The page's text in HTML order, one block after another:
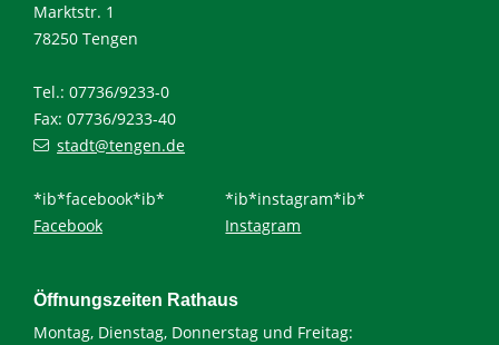
Marktstr. 1
78250 Tengen
Tel.: 07736/9233-0
Fax: 07736/9233-40
stadt@tengen.de
*ib*facebook*ib*
Facebook
*ib*instagram*ib*
Instagram
Öffnungszeiten Rathaus
Montag, Dienstag, Donnerstag und Freitag: